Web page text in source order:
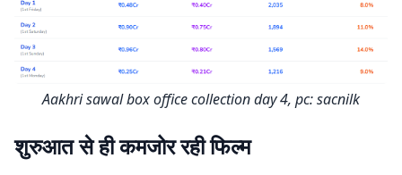
Aakhri sawal box office collection day 4, pc: sacnilk
शुरुआत से ही कमजोर रही फिल्म